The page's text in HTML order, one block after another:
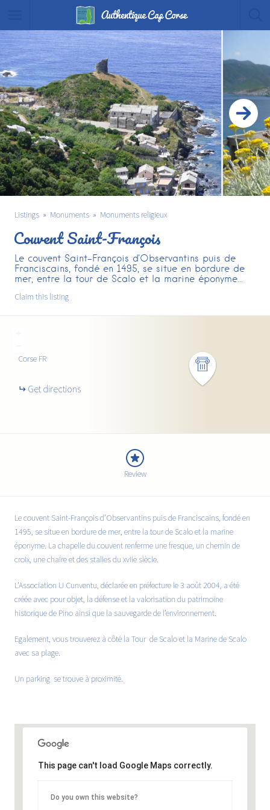
Listings Monuments Monuments religieux
Couvent Saint-François
Le couvent Saint-François d'Observantins puis de
Franciscains, fondé en 1495, se situe en bordure de
mer, entre la tour de Scalo et la marine éponyme...
Claim this listing
Corse FR
Get directions
Review
Le couvent Saint-François d’Observantins puis de Franciscains, fondé en
1495, se situe en bordure de mer, entre la tour de Scalo et la marine
éponyme. La chapelle du couvent renferme une fresque, un chemin de
croix, une chaire et des stalles du xviie siècle.
L’Association U Cunventu, déclarée en préfecture le 3 août 2004, a été
créée avec pour objet, la défense et la valorisation du patrimoine
historique de Pino ainsi que la sauvegarde de l’environnement.
Egalement, vous trouverez à côté la Tour de Scaloet la Marine de Scalo
avec sa plage.
Un parking se trouve à proximité.
This page can't load Google Maps correctly.
Do you own this website?